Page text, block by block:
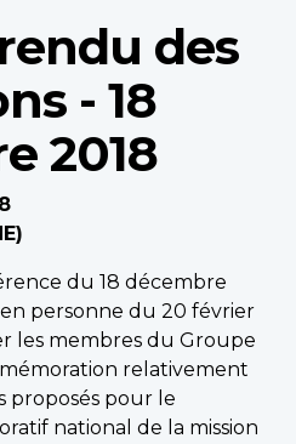
des
- 18
2018
du 18 décembre
personne du 20 février
les membres du Groupe
relativement
proposés pour le
national de la mission